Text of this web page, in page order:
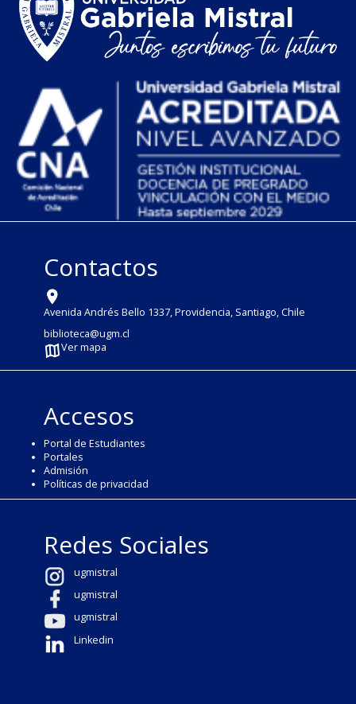
Contactos
Avenida Andrés Bello 1337, Providencia, Santiago, Chile
biblioteca@ugm.cl
Ver mapa
Accesos
Portal de Estudiantes
Portales
Admisión
Políticas de privacidad
Redes Sociales
ugmistral
ugmistral
ugmistral
Linkedin